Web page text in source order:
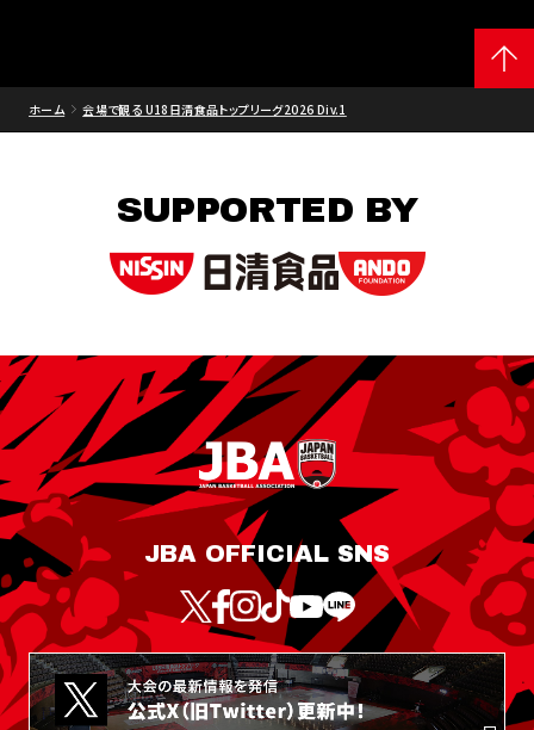
ホーム 会場で観る U18日清食品トップリーグ2026 Div.1
SUPPORTED BY
JBA OFFICIAL SNS